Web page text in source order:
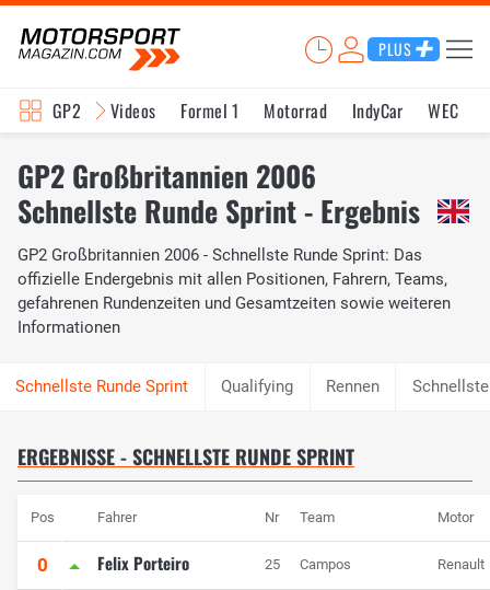
PLUS
GP2 Videos Formel 1 Motorrad IndyCar WEC
GP2 Großbritannien 2006
Schnellste Runde Sprint - Ergebnis
GP2 Großbritannien 2006 - Schnellste Runde Sprint: Das
offizielle Endergebnis mit allen Positionen, Fahrern, Teams,
gefahrenen Rundenzeiten und Gesamtzeiten sowie weiteren
Informationen
Qualifying Rennen
ERGEBNISSE - SCHNELLSTE RUNDE SPRINT
Pos Fahrer Nr Team Motor
0 Felix Porteiro 25 Campos Renault